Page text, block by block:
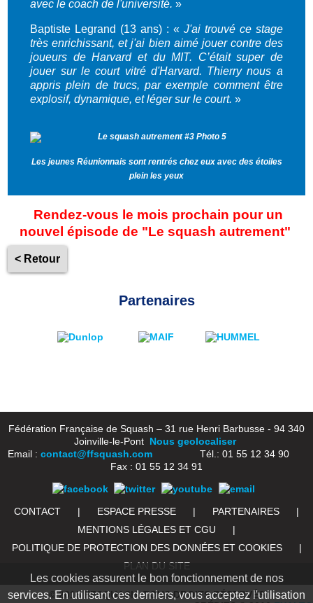
avec le coach de l'université.»
Baptiste Legrand (13 ans) : « J'ai trouvé ce stage
très enrichissant, et j'ai bien aimé jouer contre des
joueurs de Harvard et du MIT. C’était super de
jouer sur le court vitré d'Harvard. Thierry nous a
appris plein de trucs, par exemple comment être
explosif, dynamique, et léger sur le court.»
Les jeunes Réunionnais sont rentrés chez eux avec des étoiles
plein les yeux
Rendez-vous le mois prochain pour un
nouvel épisode de "Le squash autrement"
< Retour
Partenaires
Fédération Française de Squash – 31 rue Henri Barbusse - 94 340
Joinville-le-Pont Nous geolocaliser
Email : contact@ffsquash.comTél.: 01 55 12 34 90
Fax : 01 55 12 34 91
CONTACT | ESPACE PRESSE | PARTENAIRES
|
MENTIONS LÉGALES ET CGU
|
POLITIQUE DE PROTECTION DES DONNÉES ET COOKIES
|
PLAN DU SITE
© 2016 FFSQUASH. TOUS DROITS RÉSERVÉS
Les cookies assurent le bon fonctionnement de nos
services. En utilisant ces derniers, vous acceptez l'utilisation